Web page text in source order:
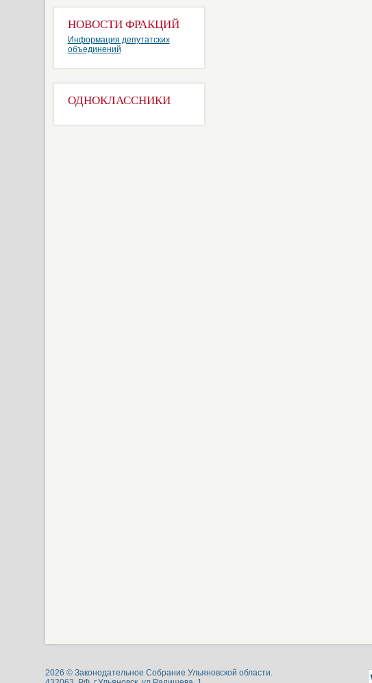
НОВОСТИ ФРАКЦИЙ
Информация депутатских
объединений
ОДНОКЛАССНИКИ
2026 © Законодательное Собрание Ульяновской области.